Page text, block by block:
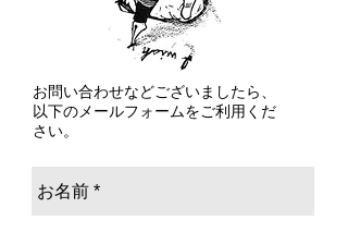
お問い合わせなどございましたら、
以下のメールフォームをご利用くだ
さい。